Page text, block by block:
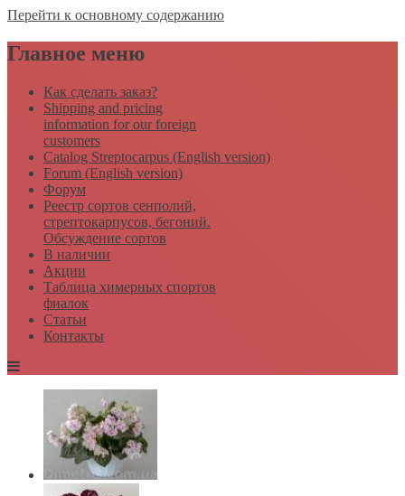
Перейти к основному содержанию
Главное меню
Как сделать заказ?
Shipping and pricing
information for our foreign
customers
Catalog Streptocarpus (English version)
Forum (English version)
Форум
Реестр сортов сенполий,
стрептокарпусов, бегоний.
Обсуждение сортов
В наличии
Акции
Таблица химерных спортов
фиалок
Статьи
Контакты